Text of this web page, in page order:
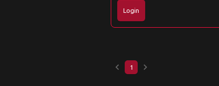
Login
keyboard_arrow_left 1 keyboard_arrow_right